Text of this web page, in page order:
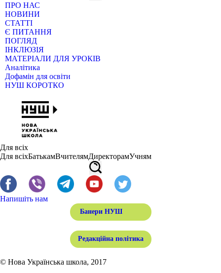
ПРО НАС
НОВИНИ
СТАТТІ
Є ПИТАННЯ
ПОГЛЯД
ІНКЛЮЗІЯ
МАТЕРІАЛИ ДЛЯ УРОКІВ
Аналітика
Дофамін для освіти
НУШ КОРОТКО
Для всіх
Для всіхБатькамВчителямДиректорамУчням
Напишіть нам
Банери НУШ
Редакційна політика
© Нова Українська школа, 2017